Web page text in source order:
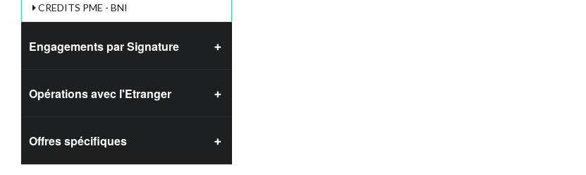
CREDITS PME - BNI
Engagements par Signature
Opérations avec l'Etranger
Offres spécifiques